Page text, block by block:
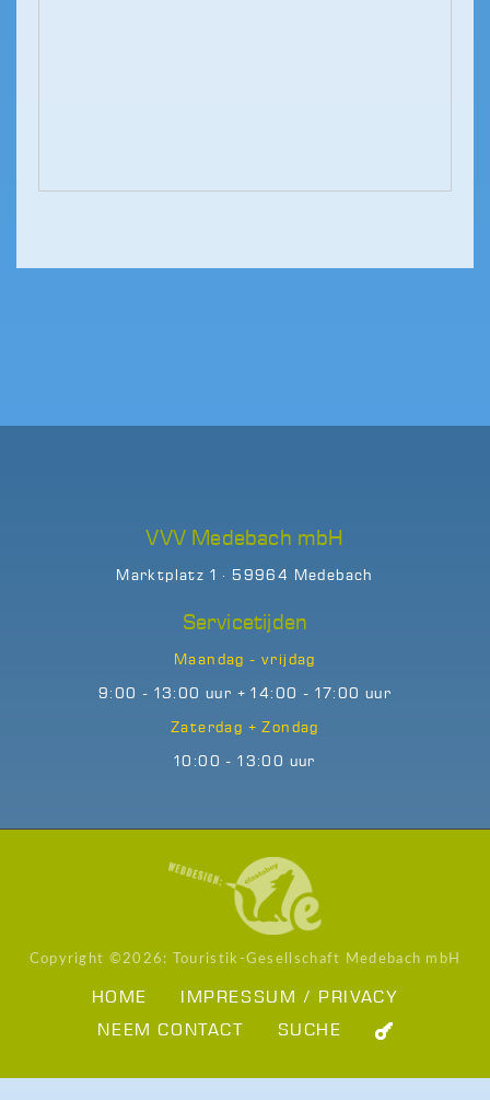
VVV Medebach mbH
Marktplatz 1 · 59964 Medebach
Servicetijden
Maandag - vrijdag
9:00 - 13:00 uur + 14:00 - 17:00 uur
Zaterdag + Zondag
10:00 - 13:00 uur
Copyright ©2026: Touristik-Gesellschaft Medebach mbH
HOME
IMPRESSUM / PRIVACY
NEEM CONTACT
SUCHE